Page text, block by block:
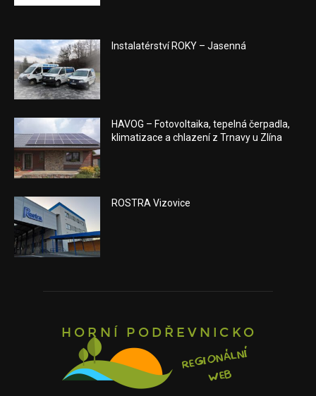
Instalatérství ROKY – Jasenná
HAVOG – Fotovoltaika, tepelná čerpadla,
klimatizace a chlazení z Trnavy u Zlína
ROSTRA Vizovice